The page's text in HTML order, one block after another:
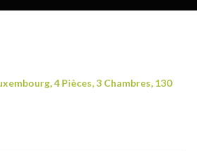
4 Pièces, 3 Chambres, 130